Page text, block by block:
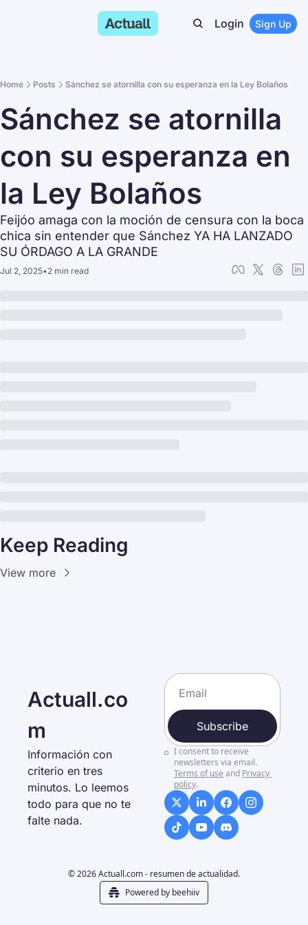
Login Sign Up
Home Posts Sánchez se atornilla con su esperanza en la Ley Bolaños
Sánchez se atornilla
con su esperanza en
la Ley Bolaños
Feijóo amaga con la moción de censura con la boca
chica sin entender que Sánchez YA HA LANZADO
SU ÓRDAGO A LA GRANDE
Jul 2, 2025•2 min read
Keep Reading
View more
Actuall.co
m
Información con
criterio en tres
minutos. Lo leemos
todo para que no te
falte nada.
Subscribe
I consent to receive
newsletters via email.
Terms of use and Privacy
policy.
© 2026 Actuall.com - resumen de actualidad.
Powered by beehiiv